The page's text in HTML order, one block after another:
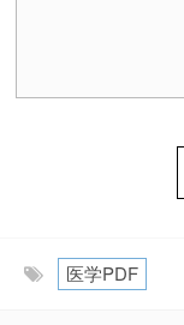
医学PDF